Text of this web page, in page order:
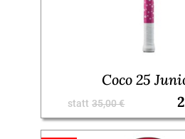
Coco 25
statt 35,00 €